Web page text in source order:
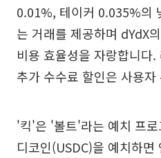
0.01%, 테이커 0.035%의
는 거래를 제공하며 dYdX
비용 효율성을 자랑합니다
추가 수수료 할인은 사용
'킥'은 '볼트'라는 예치 프
디코인(USDC)을 예치하